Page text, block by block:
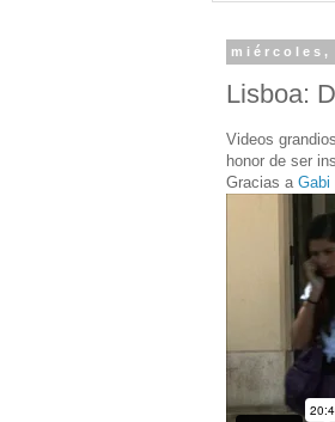
miércoles,
Lisboa:
Videos
honor de ser
Gracias a Gabi